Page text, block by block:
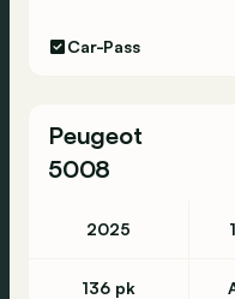
Car-Pass
Peugeot
5008
2025
136 pk